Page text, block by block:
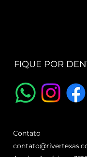
FIQUE POR
Contato